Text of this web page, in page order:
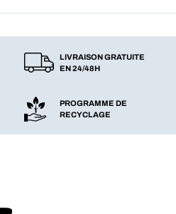
LIVRAISON GRATUITE
EN 24/48H
PROGRAMME DE
RECYCLAGE